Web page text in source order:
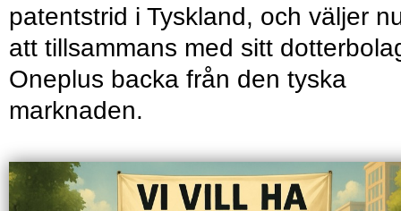
patentstrid i Tyskland, och väljer
att tillsammans med sitt
Oneplus backa från den tyska
marknaden.